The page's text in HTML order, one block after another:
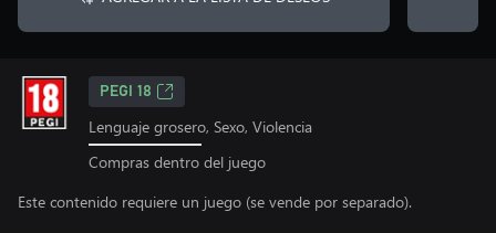
PEGI 18
Lenguaje grosero, Sexo, Violencia
Compras dentro del juego
Este contenido requiere un juego (se vende por separado).